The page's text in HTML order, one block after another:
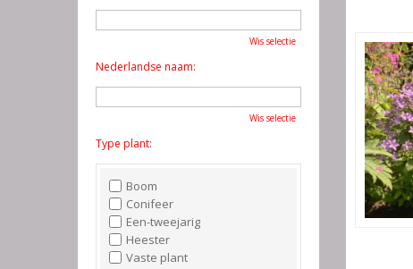
Wis selectie
Nederlandse naam:
Wis selectie
Type plant:
Boom
Conifeer
Een-tweejarig
Heester
Vaste plant